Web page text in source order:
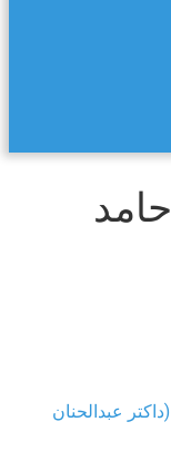
عبدالحنان